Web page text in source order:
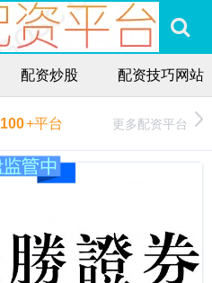
配资炒股 配资技巧网站
100+平台 更多配资平台